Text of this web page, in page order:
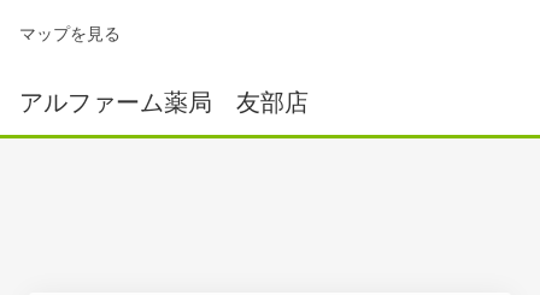
マップを見る
アルファーム薬局 友部店